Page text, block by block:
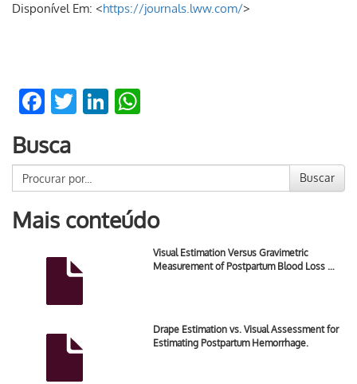
Disponível Em: <https://journals.lww.com/>
Facebook
TwitterLinkedIn
Busca
Buscar
Mais conteúdo
Visual Estimation Versus Gravimetric
Measurement of Postpartum Blood Loss …
Drape Estimation vs. Visual Assessment for
Estimating Postpartum Hemorrhage.